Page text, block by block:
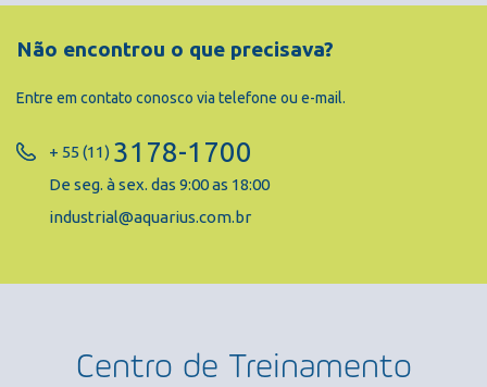
Não encontrou o que precisava?
Entre em contato conosco via telefone ou e-mail.
+ 55 (11) 3178-1700
De seg. à sex. das 9:00 as 18:00
industrial@aquarius.com.br
Centro de Treinamento